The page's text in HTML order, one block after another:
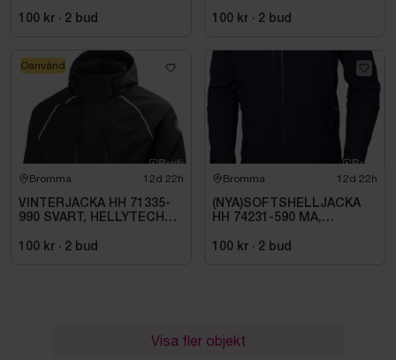
100 kr · 2 bud 100 kr · 2 bud
Bromma 12d 22h
VINTERJACKA HH 71335-
990 SVART, HELLYTECH
100 kr · 2 bud
Oanvänd
Bromma 12d 22h
(NYA)SOFTSHELLJACKA
HH 74231-590 MA,
100 kr · 2 bud
Visa fler objekt